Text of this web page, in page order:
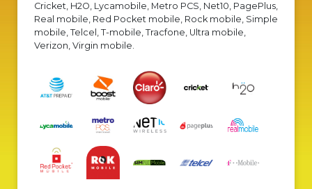
Cricket, H2O, Lycamobile, Metro PCS, Net10, PagePlus,
Real mobile, Red Pocket mobile, Rock mobile, Simple
mobile, Telcel, T-mobile, Tracfone, Ultra mobile,
Verizon, Virgin mobile.